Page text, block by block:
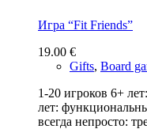
Игра “Fit Friends”
19.00 €
Gifts, Board
1-20 игроков 6+
лет:
всегда непросто: